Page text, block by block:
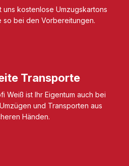
uns kostenlose Umzugskartons
so bei den Vorbereitungen.
Transporte
Weiß ist Ihr Eigentum auch bei
und Transporten aus
Händen.